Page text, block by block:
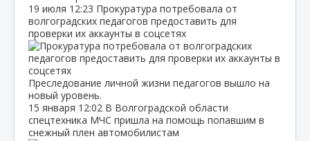
19 июля 12:23 Прокуратура потребовала от
волгоградских педагогов предоставить для
проверки их аккаунты в соцсетях
Преследование личной жизни педагогов вышло на
новый уровень.
15 января 12:02 В Волгоградской области
спецтехника МЧС пришла на помощь попавшим в
снежный плен автомобилистам